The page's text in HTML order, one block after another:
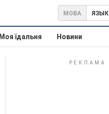
МОВА ЯЗЫК
Моя їдальня Новини